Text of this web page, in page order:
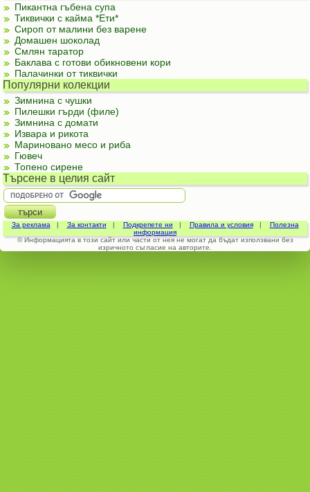
Пикантна гъбена супа
Тиквички с кайма *Ети*
Сироп от малини без варене
Домашен шоколад
Смлян таратор
Баклава с готови обикновени кори
Палачинки от тиквички
Популярни колекции
Зимнина с чушки
Пилешки гърди (филе)
Зимнина с домати
Извара и рикота
Мариновано месо и риба
Гювеч
Топено сирене
Търсене в целия сайт
За реклама | За контакти | Подкрепете ни | Правила и условия| Полезна
информация
© Информацията в този сайт или части от нея не могат да бъдат използвани без
изричното съгласие на авторите.